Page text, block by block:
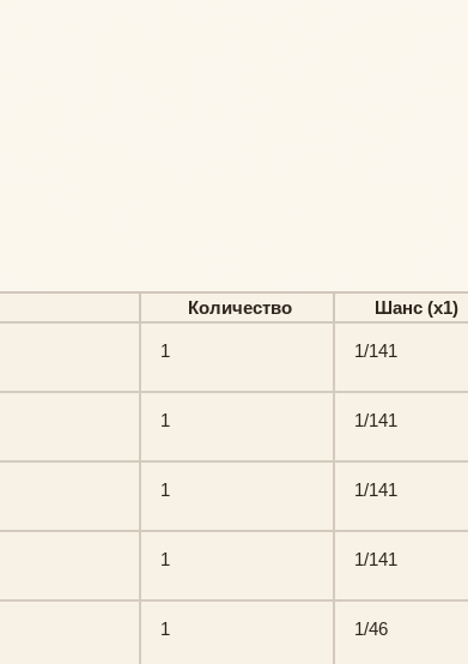
Количество Шанс (х1)
1 1/141
1 1/141
1 1/141
1 1/141
1 1/46